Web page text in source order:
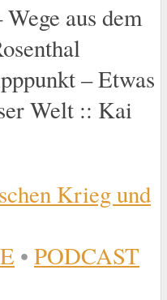
aus dem
– Etwas
Welt :: Kai
• PODCAST